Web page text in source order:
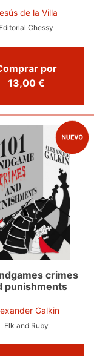
de la Villa
Editorial Chessy
por
13,00 €
crimes
punishments
Galkin
Elk and Ruby